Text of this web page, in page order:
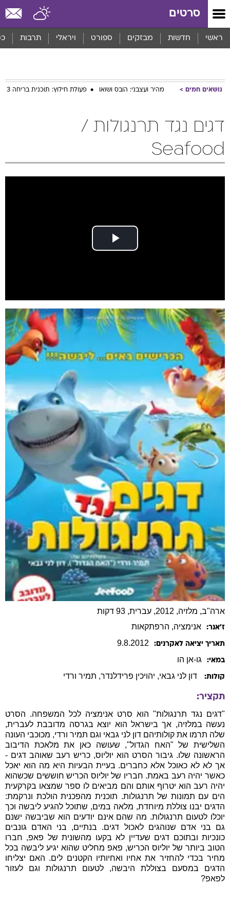
סרטים
ראשי חדשות מבזקים ספורט ויראלי תרבות
נושאים חמים מהיר ועצבני: הובס ושואו פעולת חילוץ: תוכנית בריחה 3
דגים נגד תרנגולות /
Seafood
ארה"ב, מלזיה, 2012, עברית, 93 דקות
ז׳אנר: אנימציה, הרפתקאות
תאריך יציאה לאקרנים: 9.8.2012
במאי: גו-אן הו
קולות: דון לני גבאי, יהויכין פרידלנדר, תמיר ורדי
תקציר:
"דגים נגד תרנגולות" הוא סרט אנימציה לכל המשפחה. הסרט
נעשה במלזיה, אך בישראל הוא יוצא בגרסה מדובבת לעברית,
שלה תרמו את קולותיהם דון לני גבאי וגם תמיר ורדי, מכוכבי העונה
השלישית של "האח הגדול", שעושה כאן את מלאכת הדיבוב
הראשונה שלו. גיבור הסרט הוא יוליוס, כריש רעב שאוהב דגים -
אך לא לא כאוכל אלא כחברים. בעיית הבעיות היא מה הוא יאכל
כאשר יהיה רעב באמת. חבריו של יוליוס הכריש חוששים שכשהוא
יהיה רעב הוא יטרוף אותם והם מביאים לו ספר שמצאו בקרקעית
הים עם תמונות של תרנגולות. תוכנית מהפכנית הולכת ונרקמת:
הדגים יבנו צוללת מיוחדת, מלאה במים, שתוכל להגיע ליבשה וכך
יוכלו לטעום תרנגולות. מה שהם אינם יודעים הוא שביבשה ישנם
גם בני אדם שנוהגים לאכול דגים. בנתיים, בני האדם גונבים
כונכיות ובתוכם דגים שעדיין לא בקעו מהשונית של פאפ, חברו
הטוב ביותר של יוליוס הכריש, פאפ מחליט שהוא יגיע ליבשה בכל
מחיר בכדי להחזיר את אחיו ואחיותיו הקטנים לים. האם יצליחו
הדגים במסעם בצוללת היבשה, לטעום תרנגולות וגם לעזור
לפאפ?